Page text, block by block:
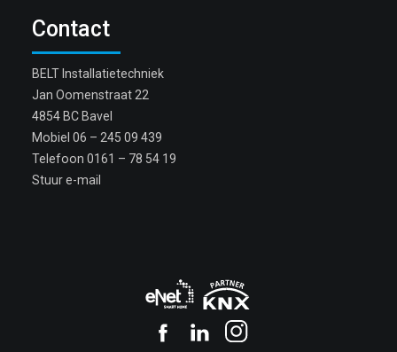
Contact
BELT Installatietechniek
Jan Oomenstraat 22
4854 BC Bavel
Mobiel 06 – 245 09 439
Telefoon 0161 – 78 54 19
Stuur e-mail